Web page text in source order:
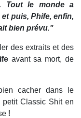
Tout le monde a
puis, Phife, enfin,
bien prévu."
des extraits et des
avant sa mort, de
cacher dans le
petit Classic Shit en
!